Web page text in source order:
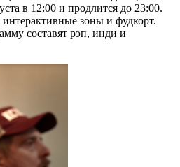
в 12:00 и продлится до 23:00.
интерактивные зоны и фудкорт.
составят рэп, инди и